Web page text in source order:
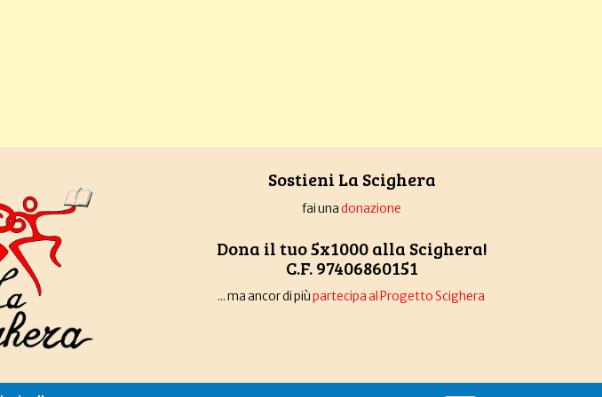
Sostieni La Scighera
fai unadonazione
Dona il tuo 5x1000 alla Scighera!
C.F. 97406860151
... ma ancor di piùpartecipa al Progetto Scighera